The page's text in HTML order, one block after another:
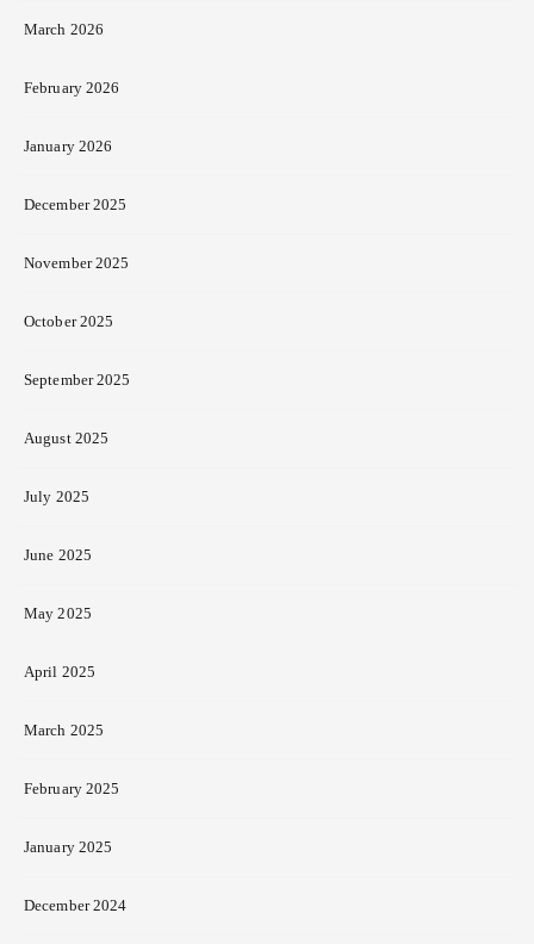
March 2026
February 2026
January 2026
December 2025
November 2025
October 2025
September 2025
August 2025
July 2025
June 2025
May 2025
April 2025
March 2025
February 2025
January 2025
December 2024